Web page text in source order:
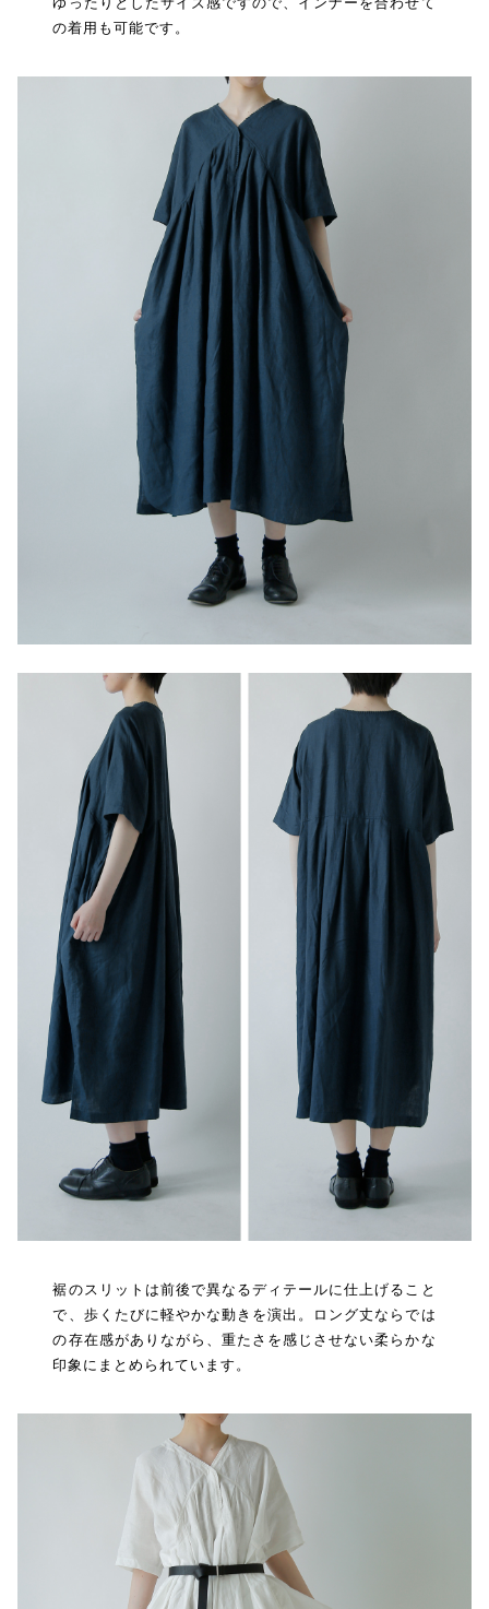
の着用も可能です。
裾のスリットは前後で異なるディテールに仕上げること
で、歩くたびに軽やかな動きを演出。ロング丈ならでは
の存在感がありながら、重たさを感じさせない柔らかな
印象にまとめられています。